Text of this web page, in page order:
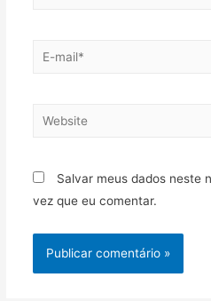
E-
Website
Salvar meus dados neste
vez que eu comentar.